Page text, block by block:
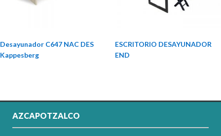
Desayunador C647 NAC DES
Kappesberg
ESCRITORIO DESAYUNADOR
END
AZCAPOTZALCO